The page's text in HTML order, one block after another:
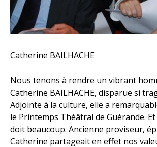
Catherine BAILHACHE
Nous tenons à rendre un vibrant
Catherine BAILHACHE, disparue si
Adjointe à la culture, elle a
le Printemps Théâtral de Guérande. Et
doit beaucoup. Ancienne proviseur,
Catherine partageait en effet nos